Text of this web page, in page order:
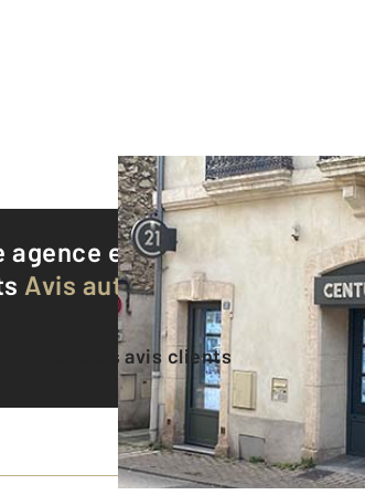
agence est notée
9,1/10
Avis authentifiés par
Voir tous les avis clients